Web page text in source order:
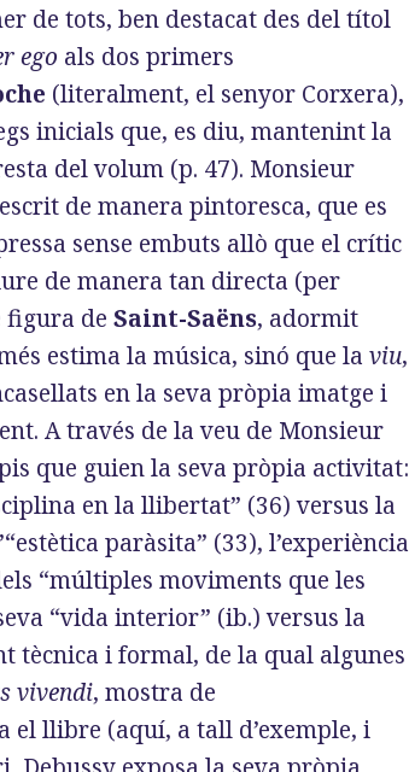
de tots, ben destacat des del títol
ego als dos primers
(literalment, el senyor Corxera),
inicials que, es diu, mantenint la
del volum (p. 47). Monsieur
de manera pintoresca, que es
sense embuts allò que el crític
de manera tan directa (per
figura deSaint-Saëns, adormit
estima la música, sinó que laviu,
en la seva pròpia imatge i
A través de la veu de Monsieur
que guien la seva pròpia activitat:
en la llibertat” (36) versus la
paràsita” (33), l’experiència
“múltiples moviments que les
“vida interior” (ib.) versus la
tècnica i formal, de la qual algunes
vivendi, mostra de
el llibre (aquí, a tall d’exemple, i